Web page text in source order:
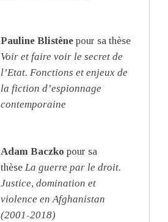
Pauline Blistènepour sa thèse
Voir et faire voir le secret de
l’Etat. Fonctions et enjeux de
la fiction d’espionnage
contemporaine
Adam Baczko pour sa
thèse La guerre par le droit.
Justice, domination et
violence en Afghanistan
(2001-2018)